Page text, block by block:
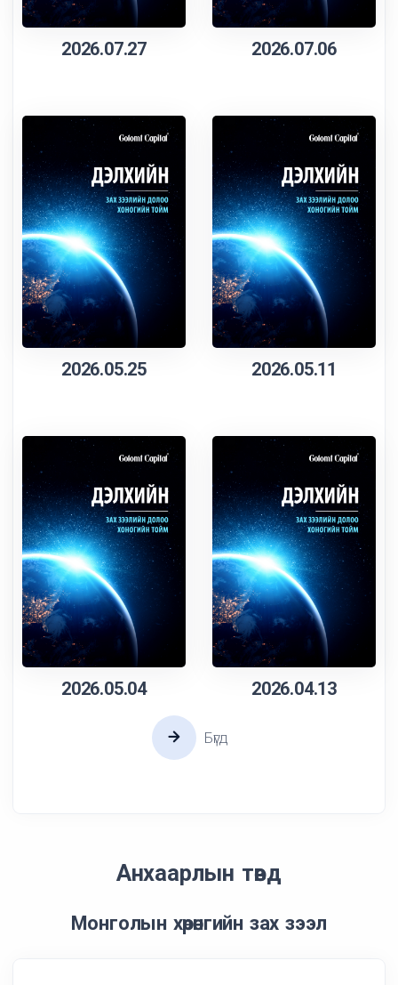
2026.07.27 2026.07.06
2026.05.25 2026.05.11
2026.05.04 2026.04.13
Бүгд
Анхаарлын төвд
Монголын хөрөнгийн зах зээл